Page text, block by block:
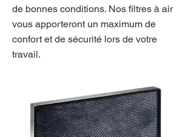
de bonnes conditions. Nos filtres à air
vous apporteront un maximum de
confort et de sécurité lors de votre
travail.